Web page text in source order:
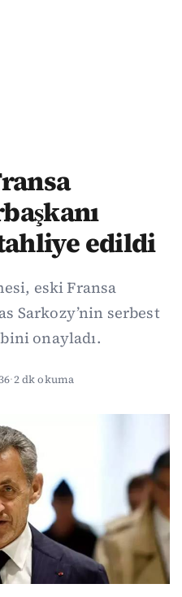
edildi
eski Fransa
Sarkozy’nin serbest
onayladı.
·2 dk okuma